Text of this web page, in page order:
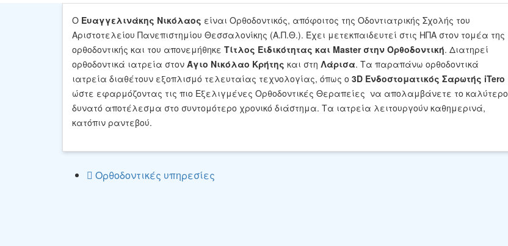
Share
Save
Ο Ευαγγελινάκης Νικόλαος είναι Ορθοδοντικός, απόφοιτος της Οδοντιατρικής Σχολής του
Αριστοτελείου Πανεπιστημίου Θεσσαλονίκης (Α.Π.Θ.). Έχει μετεκπαιδευτεί στις ΗΠΑ στον τομέα της
ορθοδοντικής και του απονεμήθηκε Τίτλος Ειδικότητας και Master στην Ορθοδοντική. Διατηρεί
ορθοδοντικά ιατρεία στον Άγιο Νικόλαο Κρήτης και στη Λάρισα. Τα παραπάνω ορθοδοντικά
ιατρεία διαθέτουν εξοπλισμό τελευταίας τεχνολογίας, όπως ο 3D Ενδοστοματικός Σαρωτής iTero
ώστε εφαρμόζοντας τις πιο Εξελιγμένες Ορθοδοντικές Θεραπείες να απολαμβάνετε το καλύτερο
δυνατό αποτέλεσμα στο συντομότερο χρονικό διάστημα. Τα ιατρεία λειτουργούν καθημερινά,
κατόπιν ραντεβού.
Ορθοδοντικές υπηρεσίες